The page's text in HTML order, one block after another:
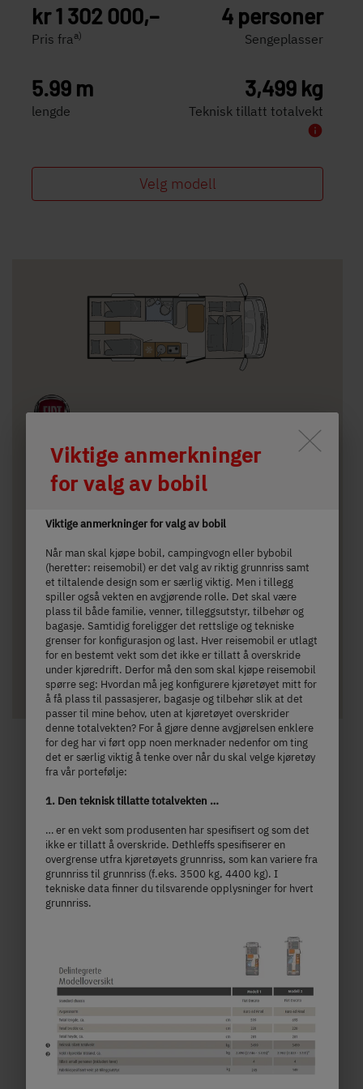
kr 1 302 000,–
Pris fra a)
4 personer
Sengeplasser
5.99 m
lengde
3,499 kg
Teknisk tillatt totalvekt
Velg modell
kr 1 364 000,– 4 personer
6.6 m
lengde
3,499 kg
Teknisk tillatt totalvekt
Valgt modell
kr 1 368 000,–
Pris fraa)
4 personer
Sengeplasser
Durch Scrolling wird der
Viktige anmerkninger
for valg av bobil
Viktige anmerkninger for valg av bobil
Når man skal kjøpe bobil, campingvogn eller bybobil
(heretter: reisemobil) er det valg av riktig grunnriss samt
et tiltalende design som er særlig viktig. Men i tillegg
spiller også vekten en avgjørende rolle. Det skal være
plass til både familie, venner, tilleggsutstyr, tilbehør og
bagasje. Samtidig foreligger det rettslige og tekniske
grenser for konfigurasjon og last. Hver reisemobil er utlagt
for en bestemt vekt som det ikke er tillatt å overskride
under kjøredrift. Derfor må den som skal kjøpe reisemobil
spørre seg: Hvordan må jeg konfigurere kjøretøyet mitt for
å få plass til passasjerer, bagasje og tilbehør slik at det
passer til mine behov, uten at kjøretøyet overskrider
denne totalvekten? For å gjøre denne avgjørelsen enklere
for deg har vi ført opp noen merknader nedenfor om ting
det er særlig viktig å tenke over når du skal velge kjøretøy
fra vår portefølje:
1. Den teknisk tillatte totalvekten …
… er en vekt som produsenten har spesifisert og som det
ikke er tillatt å overskride. Dethleffs spesifiserer en
overgrense utfra kjøretøyets grunnriss, som kan variere fra
grunnriss til grunnriss (f.eks. 3500 kg, 4400 kg). I
tekniske data finner du tilsvarende opplysninger for hvert
grunnriss.